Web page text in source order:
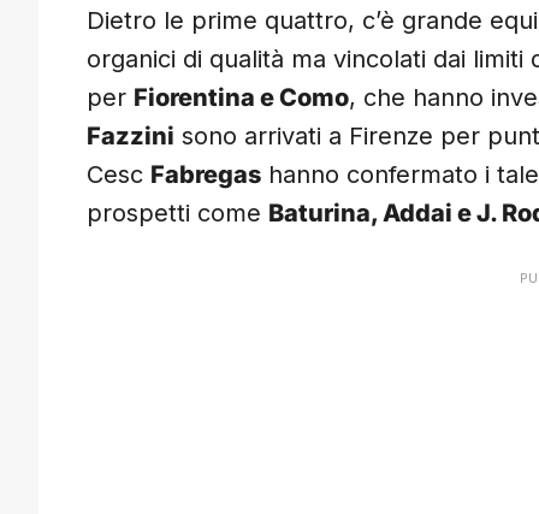
Dietro le prime quattro, c’è grande
organici di qualità ma vincolati dai limiti
per Fiorentina e Como, che hanno
Fazzini sono arrivati a Firenze per
Cesc Fabregas hanno confermato i
prospetti come Baturina, Addai e J.